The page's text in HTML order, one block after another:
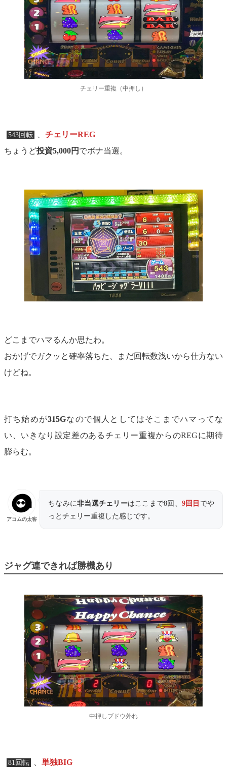
チェリー重複（中押し）
543回転
チェリーREG
ちょうど投資5,000円 でボナ当選。
どこまでハマるんか思たわ。
おかげでガクッと確率落ちた、まだ回転数浅いから仕方ない
けどね。
打ち始めが315Gなので個人としてはそこまでハマってな
い、いきなり設定差のあるチェリー重複からのREGに期待
膨らむ。
アコムの太客
ちなみに非当選チェリーはここまで8回、 9回目 でや
っとチェリー重複した感じです。
ジャグ連できれば勝機あり
中押しブドウ外れ
81回転
単独BIG